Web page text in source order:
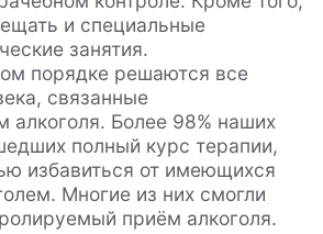
и специальные
занятия.
порядке решаются все
связанные
алкоголя. Более 98% наших
полный курс терапии,
избавиться от имеющихся
Многие из них смогли
приём алкоголя.